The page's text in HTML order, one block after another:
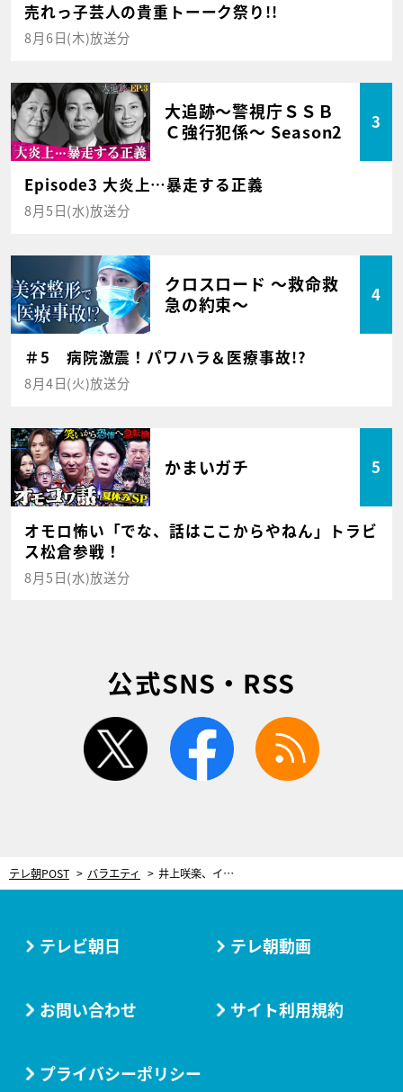
売れっ子芸人の貴重トーーク祭り!!
8月6日(木)放送分
大追跡～警視庁ＳＳＢ
Ｃ強行犯係～ Season2
3
Episode3 大炎上…暴走する正義
8月5日(水)放送分
クロスロード ～救命救
急の約束～
4
＃5 病院激震！パワハラ＆医療事故!?
8月4日(火)放送分
かまいガチ 5
オモロ怖い「でな、話はここからやねん」トラビ
ス松倉参戦！
8月5日(水)放送分
公式SNS・RSS
twitter facebook
テレ朝POST バラエティ 井上咲楽、イケメンモデルと大接近！艶っぽさ全開の大人デートショット
テレビ朝日 テレ朝動画
お問い合わせ サイト利用規約
プライバシーポリシー